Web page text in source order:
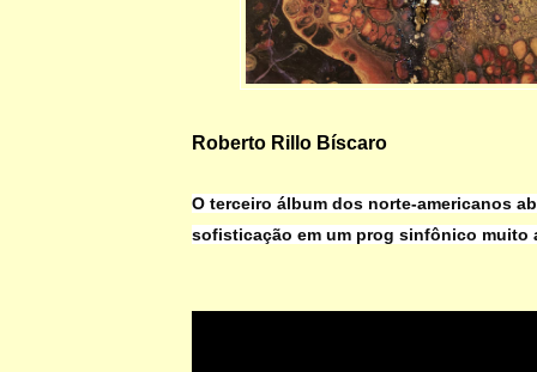
Roberto Rillo Bíscaro
O terceiro álbum dos norte-americanos